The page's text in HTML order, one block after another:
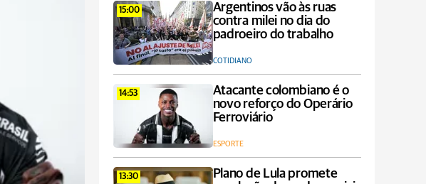
15:00
Argentinos vão às ruas
contra milei no dia do
padroeiro do trabalho
COTIDIANO
14:53
Atacante colombiano é o
novo reforço do Operário
Ferroviário
ESPORTE
13:30
Plano de Lula promete